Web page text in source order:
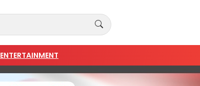
ENTERTAINMENT